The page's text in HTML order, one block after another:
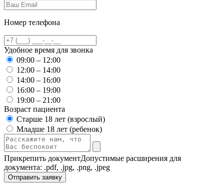
Номер телефона
Удобное время для звонка
09:00 – 12:00
12:00 – 14:00
14:00 – 16:00
16:00 – 19:00
19:00 – 21:00
Возраст пациента
Старше 18 лет (взрослый)
Младше 18 лет (ребенок)
Прикрепить документДопустимые расширения для
документа: .pdf, .jpg, .png, .jpeg
Отправить заявку